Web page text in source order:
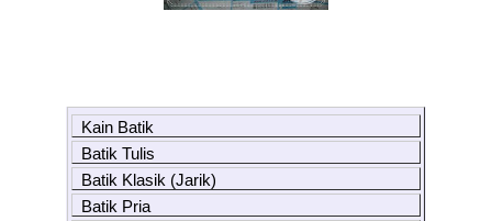
Kain Batik
Batik Tulis
Batik Klasik (Jarik)
Batik Pria